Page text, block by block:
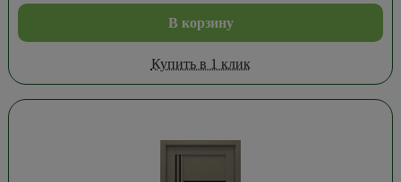
В корзину
Купить в 1 клик